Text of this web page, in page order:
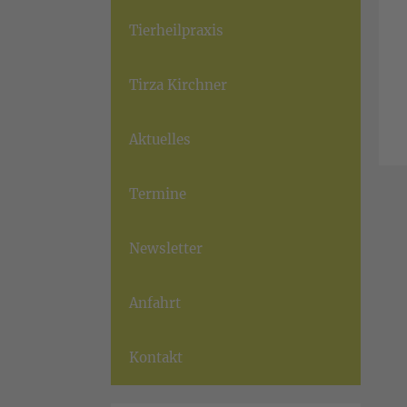
Tierheilpraxis
Tirza Kirchner
Aktuelles
Termine
Newsletter
Anfahrt
Kontakt